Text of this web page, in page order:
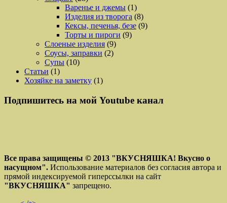
Варенье и джемы (1)
Изделия из творога (8)
Кексы, печенья, безе (9)
Торты и пироги (9)
Слоеные изделия (9)
Соусы, заправки (2)
Супы (10)
Статьи (1)
Хозяйке на заметку (1)
Подпишитесь на мой Youtube канал
Все права защищены © 2013 "ВКУСНЯШКА! Вкусно о
насущном". Использование материалов без согласия автора и
прямой индексируемой гиперссылки на сайт
"ВКУСНЯШКА" запрещено.